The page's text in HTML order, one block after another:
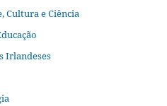
Cultura e Ciência
Irlandeses